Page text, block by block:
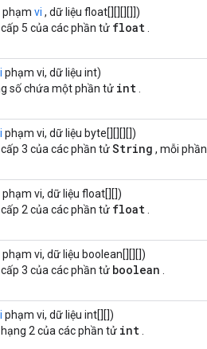
phạm vi , dữ liệu float[][][][]])
5 của các phần tử float
phạm vi, dữ liệu int)
số chứa một phần tử int
phạm vi, dữ liệu byte[][][][])
3 của các phần tửString , mỗi
phạm vi, dữ liệu float[][])
2 của các phần tử float
phạm vi, dữ liệu boolean[][][])
3 của các phần tử boolean
phạm vi, dữ liệu int[][])
2 của các phần tử int